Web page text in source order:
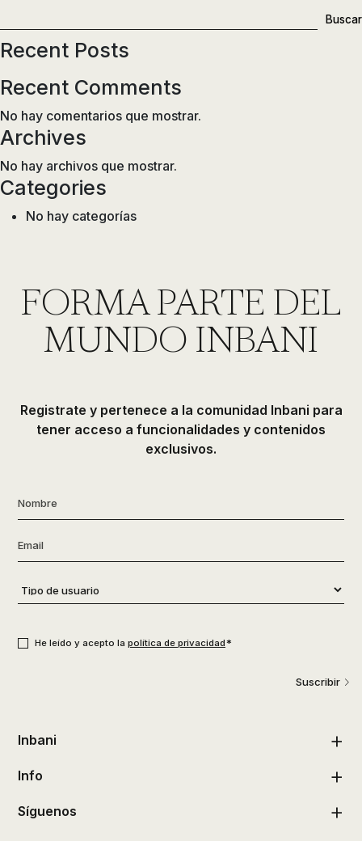
Buscar
Recent Posts
Recent Comments
No hay comentarios que mostrar.
Archives
No hay archivos que mostrar.
Categories
No hay categorías
FORMA PARTE DEL
MUNDO INBANI
Registrate y pertenece a la comunidad Inbani para
tener acceso a funcionalidades y contenidos
exclusivos.
Nombre
Email
Tipo
de
He leído y acepto la política de privacidad*
Suscribir
Inbani
Info
Síguenos